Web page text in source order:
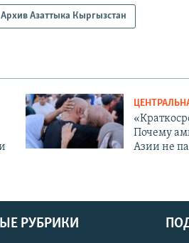
Архив Азаттыка Кыргызстан
Почему
Азии не
РУБРИКИ